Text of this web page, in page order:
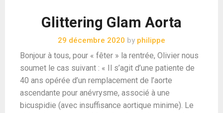
Glittering Glam Aorta
29 décembre 2020 by philippe
Bonjour à tous, pour « fêter » la rentrée, Olivier nous
soumet le cas suivant : « Il s’agit d’une patiente de
40 ans opérée d’un remplacement de l’aorte
ascendante pour anévrysme, associé à une
bicuspidie (avec insuffisance aortique minime). Le